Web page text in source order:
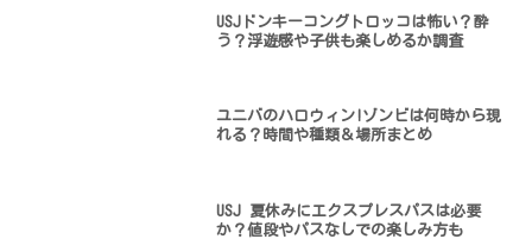
USJドンキーコングトロッコは怖い？酔
う？浮遊感や子供も楽しめるか調査
ユニバのハロウィン!ゾンビは何時から現
れる？時間や種類＆場所まとめ
USJ 夏休みにエクスプレスパスは必要
か？値段やパスなしでの楽しみ方も